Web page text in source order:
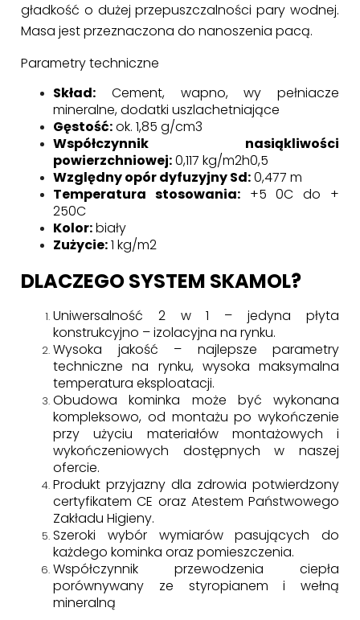
gładkość o dużej przepuszczalności pary wodnej.
Masa jest przeznaczona do nanoszenia pacą.
Parametry techniczne
Skład: Cement, wapno, wy pełniacze
mineralne, dodatki uszlachetniające
Gęstość:ok. 1,85 g/cm3
Współczynnik nasiąkliwości
powierzchniowej:0,117 kg/m2h0,5
Względny opór dyfuzyjny Sd:0,477 m
Temperatura stosowania:+5 0C do +
250C
Kolor:biały
Zużycie:1 kg/m2
DLACZEGO SYSTEM SKAMOL?
Uniwersalność 2 w 1 – jedyna płyta
konstrukcyjno – izolacyjna na rynku.
Wysoka jakość – najlepsze parametry
techniczne na rynku, wysoka maksymalna
temperatura eksploatacji.
Obudowa kominka może być wykonana
kompleksowo, od montażu po wykończenie
przy użyciu materiałów montażowych i
wykończeniowych dostępnych w naszej
ofercie.
Produkt przyjazny dla zdrowia potwierdzony
certyfikatem CE oraz Atestem Państwowego
Zakładu Higieny.
Szeroki wybór wymiarów pasujących do
każdego kominka oraz pomieszczenia.
Współczynnik przewodzenia ciepła
porównywany ze styropianem i wełną
mineralną